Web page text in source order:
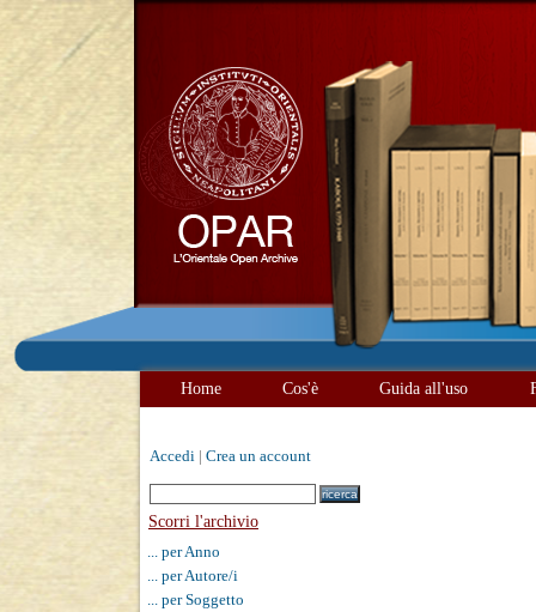
Home Cos'è Guida all'uso
Accedi Crea un account
Scorri l'archivio
... per Anno
... per Autore/i
... per Soggetto